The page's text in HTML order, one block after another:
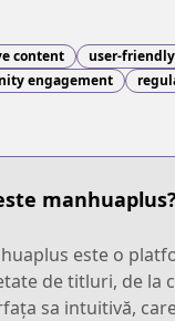
content user-
engagement
este o
de titluri, de la
sa intuitivă,